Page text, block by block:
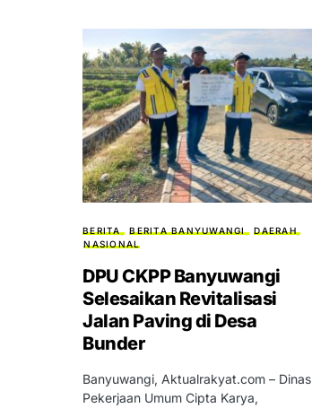
BERITA BERITA BANYUWANGI
DAERAH
NASIONAL
DPU CKPP Banyuwangi
Selesaikan Revitalisasi
Jalan Paving di Desa
Bunder
Banyuwangi, Aktualrakyat.com – Dinas
Pekerjaan Umum Cipta Karya,